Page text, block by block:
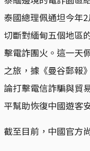
泰國總理佩通坦今年
切斷對緬甸五個地區
擊電詐團火。這一天
之旅，據《曼谷郵報》
論打擊電信詐騙與貿
平幫助恢復中國遊客
截至目前，中國官方